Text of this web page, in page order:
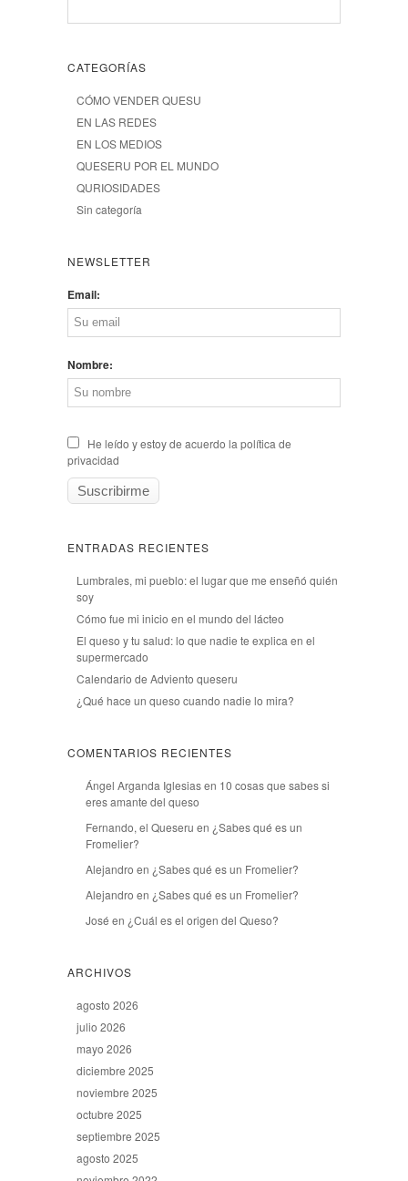
CATEGORÍAS
CÓMO VENDER QUESU
EN LAS REDES
EN LOS MEDIOS
QUESERU POR EL MUNDO
QURIOSIDADES
Sin categoría
NEWSLETTER
Email:
Nombre:
He leído y estoy de acuerdo la política de
privacidad
ENTRADAS RECIENTES
Lumbrales, mi pueblo: el lugar que me enseñó quién
soy
Cómo fue mi inicio en el mundo del lácteo
El queso y tu salud: lo que nadie te explica en el
supermercado
Calendario de Adviento queseru
¿Qué hace un queso cuando nadie lo mira?
COMENTARIOS RECIENTES
Ángel Arganda Iglesiasen 10 cosas que sabes si
eres amante del queso
Fernando, el Queseru en ¿Sabes qué es un
Fromelier?
Alejandro en ¿Sabes qué es un Fromelier?
Alejandro en ¿Sabes qué es un Fromelier?
José en ¿Cuál es el origen del Queso?
ARCHIVOS
agosto 2026
julio 2026
mayo 2026
diciembre 2025
noviembre 2025
octubre 2025
septiembre 2025
agosto 2025